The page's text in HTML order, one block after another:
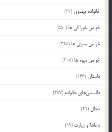
خانواده مهدوی (22)
خواص خوراکی ها (550)
خواص سبزی ها (228)
خواص میوه ها (308)
داستان(146)
دانستنی‌های خانواده (357)
دجال (29)
دعاها و زیارت (19)